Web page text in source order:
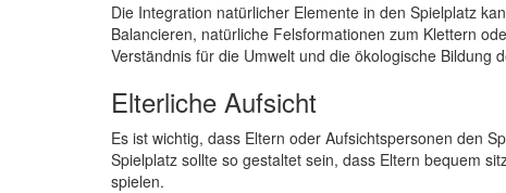
Die Integration natürlicher Elemente in den Spielplatz
Balancieren, natürliche Felsformationen zum Klettern
Verständnis für die Umwelt und die ökologische Bildung
Elterliche Aufsicht
Es ist wichtig, dass Eltern oder Aufsichtspersonen den
Spielplatz sollte so gestaltet sein, dass Eltern bequem
spielen.